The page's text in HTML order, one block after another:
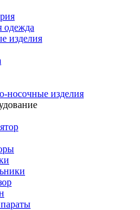
одежда
изделия
носочные изделия